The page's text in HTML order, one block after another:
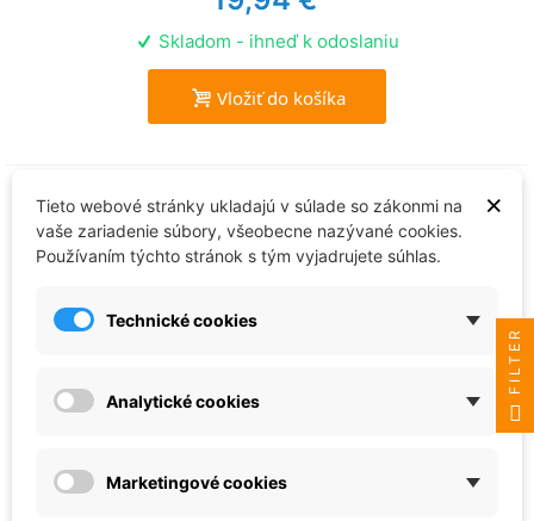
Skladom - ihneď k odoslaniu
Vložiť do košíka
Sada barev Email Color 32215 - General
×
Tieto webové stránky ukladajú v súlade so zákonmi na
vaše zariadenie súbory, všeobecne nazývané cookies.
Používaním týchto stránok s tým vyjadrujete súhlas.
Technické cookies
Analytické cookies
Marketingové cookies
FILTER